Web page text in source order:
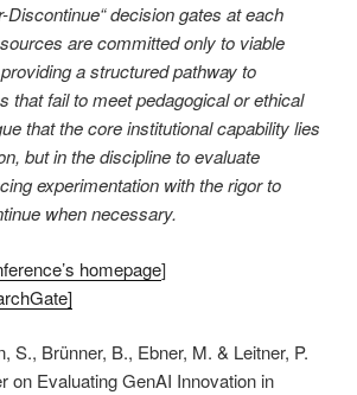
Discontinue“ decision gates at each
are committed only to viable
a structured pathway to
that fail to meet pedagogical or ethical
that the core institutional capability lies
but in the discipline to evaluate
experimentation with the rigor to
when necessary.
homepage]
S., Brünner, B., Ebner, M. & Leitner, P.
on Evaluating GenAI Innovation in